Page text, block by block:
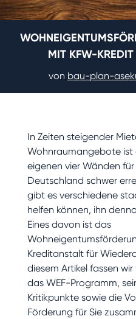
MIT KFW-
von bau-plan-
In Zeiten steigender
Wohnraumangebote ist
eigenen vier Wänden für
Deutschland schwer
gibt es verschiedene
helfen können, ihn
Eines davon ist das
Kreditanstalt für
diesem Artikel fassen
das WEF-Programm,
Kritikpunkte sowie die
Förderung für Sie